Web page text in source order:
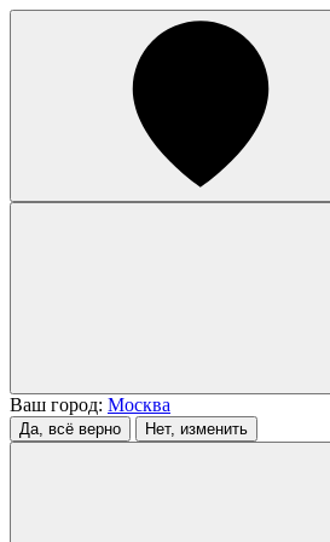
Ваш город: Москва
Да, всё верно Нет, изменить